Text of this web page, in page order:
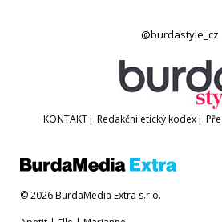
@burdastyle_cz
KONTAKT Redakční etický kodex
© 2026 BurdaMedia Extra s.r.o.